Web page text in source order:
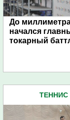
До
начался
токарный
ТЕННИС